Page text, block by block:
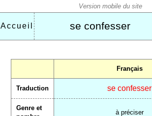
Accueil se confesser
Français
Traduction se confesser
Genre et
à préciser